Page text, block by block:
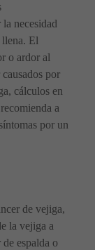
necesidad
llena. El
o ardor al
​​por
cálculos en
a
por un
de vejiga,
la vejiga a
espalda o